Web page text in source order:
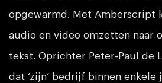
opgewarmd. Met Amberscript
audio en video omzetten naar
tekst. Oprichter Peter-Paul de
dat ‘zijn’ bedrijf binnen enkele